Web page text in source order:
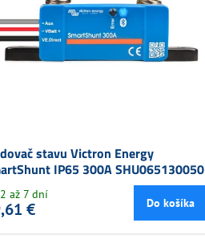
stavu Victron Energy
IP65 300A SHU065130050
až 7 dní
€ Do košíka